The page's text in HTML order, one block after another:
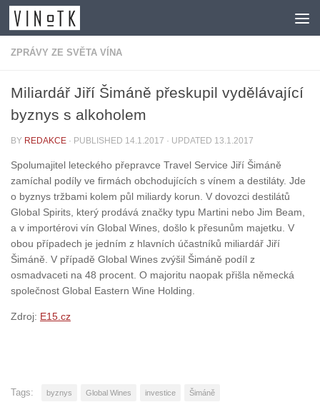
Skip to content
ZPRÁVY ZE SVĚTA VÍNA
Miliardář Jiří Šimáně přeskupil vydělávající
byznys s alkoholem
BY REDAKCE · PUBLISHED 14.1.2017 · UPDATED 13.1.2017
Spolumajitel leteckého přepravce Travel Service Jiří Šimáně
zamíchal podíly ve firmách obchodujících s vínem a destiláty. Jde
o byznys tržbami kolem půl miliardy korun. V dovozci destilátů
Global Spirits, který prodává značky typu Martini nebo Jim Beam,
a v importérovi vín Global Wines, došlo k přesunům majetku. V
obou případech je jedním z hlavních účastníků miliardář Jiří
Šimáně. V případě Global Wines zvýšil Šimáně podíl z
osmadvaceti na 48 procent. O majoritu naopak přišla německá
společnost Global Eastern Wine Holding.
Zdroj: E15.cz
Tags: byznys Global Wines investice Šimáně